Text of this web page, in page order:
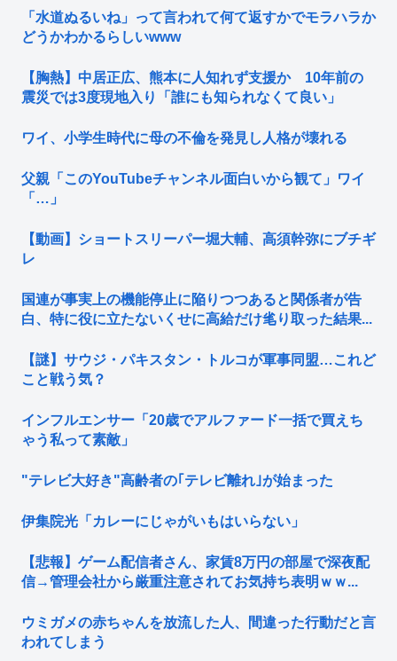
「水道ぬるいね」って言われて何て返すかでモラハラか
どうかわかるらしいwww
【胸熱】中居正広、熊本に人知れず支援か 10年前の
震災では3度現地入り「誰にも知られなくて良い」
ワイ、小学生時代に母の不倫を発見し人格が壊れる
父親「このYouTubeチャンネル面白いから観て」ワイ
「…」
【動画】ショートスリーパー堀大輔、高須幹弥にブチギ
レ
国連が事実上の機能停止に陥りつつあると関係者が告
白、特に役に立たないくせに高給だけ毟り取った結果...
【謎】サウジ・パキスタン・トルコが軍事同盟…これど
こと戦う気？
インフルエンサー「20歳でアルファード一括で買えち
ゃう私って素敵」
"テレビ大好き"高齢者の｢テレビ離れ｣が始まった
伊集院光「カレーにじゃがいもはいらない」
【悲報】ゲーム配信者さん、家賃8万円の部屋で深夜配
信→管理会社から厳重注意されてお気持ち表明ｗｗ...
ウミガメの赤ちゃんを放流した人、間違った行動だと言
われてしまう